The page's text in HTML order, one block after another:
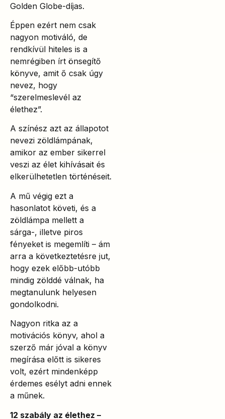
Golden Globe-díjas.
Éppen ezért nem csak
nagyon motiváló, de
rendkívül hiteles is a
nemrégiben írt önsegítő
könyve, amit ő csak úgy
nevez, hogy
“szerelmeslevél az
élethez”.
A színész azt az állapotot
nevezi zöldlámpának,
amikor az ember sikerrel
veszi az élet kihívásait és
elkerülhetetlen történéseit.
A mű végig ezt a
hasonlatot követi, és a
zöldlámpa mellett a
sárga-, illetve piros
fényeket is megemlíti – ám
arra a következtetésre jut,
hogy ezek előbb-utóbb
mindig zölddé válnak, ha
megtanulunk helyesen
gondolkodni.
Nagyon ritka az a
motivációs könyv, ahol a
szerző már jóval a könyv
megírása előtt is sikeres
volt, ezért mindenképp
érdemes esélyt adni ennek
a műnek.
12 szabály az élethez –